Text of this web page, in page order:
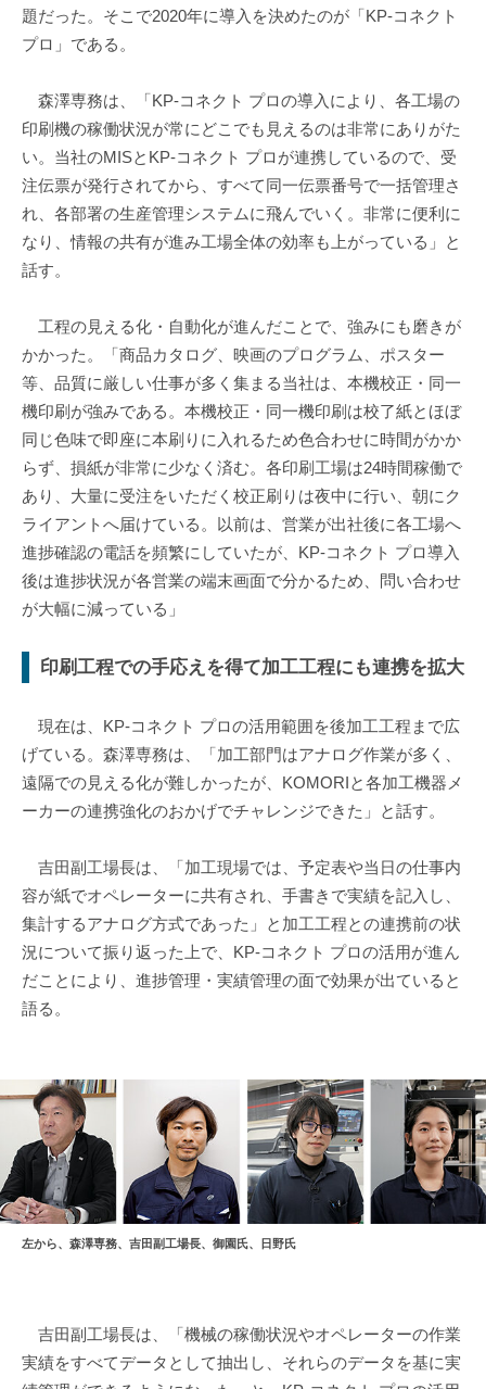
題だった。そこで2020年に導入を決めたのが「KP-コネクト
プロ」である。
森澤専務は、「KP-コネクト プロの導入により、各工場の
印刷機の稼働状況が常にどこでも見えるのは非常にありがた
い。当社のMISとKP-コネクト プロが連携しているので、受
注伝票が発行されてから、すべて同一伝票番号で一括管理さ
れ、各部署の生産管理システムに飛んでいく。非常に便利に
なり、情報の共有が進み工場全体の効率も上がっている」と
話す。
工程の見える化・自動化が進んだことで、強みにも磨きが
かかった。「商品カタログ、映画のプログラム、ポスター
等、品質に厳しい仕事が多く集まる当社は、本機校正・同一
機印刷が強みである。本機校正・同一機印刷は校了紙とほぼ
同じ色味で即座に本刷りに入れるため色合わせに時間がかか
らず、損紙が非常に少なく済む。各印刷工場は24時間稼働で
あり、大量に受注をいただく校正刷りは夜中に行い、朝にク
ライアントへ届けている。以前は、営業が出社後に各工場へ
進捗確認の電話を頻繁にしていたが、KP-コネクト プロ導入
後は進捗状況が各営業の端末画面で分かるため、問い合わせ
が大幅に減っている」
印刷工程での手応えを得て加工工程にも連携を拡大
現在は、KP-コネクト プロの活用範囲を後加工工程まで広
げている。森澤専務は、「加工部門はアナログ作業が多く、
遠隔での見える化が難しかったが、KOMORIと各加工機器メ
ーカーの連携強化のおかげでチャレンジできた」と話す。
吉田副工場長は、「加工現場では、予定表や当日の仕事内
容が紙でオペレーターに共有され、手書きで実績を記入し、
集計するアナログ方式であった」と加工工程との連携前の状
況について振り返った上で、KP-コネクト プロの活用が進ん
だことにより、進捗管理・実績管理の面で効果が出ていると
語る。
左から、森澤専務、吉田副工場長、御園氏、日野氏
吉田副工場長は、「機械の稼働状況やオペレーターの作業
実績をすべてデータとして抽出し、それらのデータを基に実